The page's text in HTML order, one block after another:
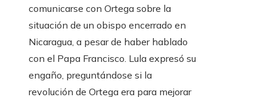
comunicarse con Ortega sobre la
situación de un obispo encerrado en
Nicaragua, a pesar de haber hablado
con el Papa Francisco. Lula expresó su
engaño, preguntándose si la
revolución de Ortega era para mejorar